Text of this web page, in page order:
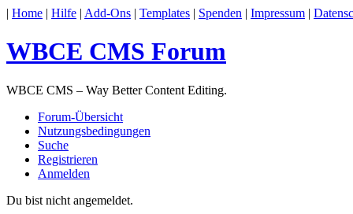
| Home | Hilfe | Add-Ons | Templates | Spenden | Impressum |
WBCE CMS Forum
WBCE CMS – Way Better Content Editing.
Forum-Übersicht
Nutzungsbedingungen
Suche
Registrieren
Anmelden
Du bist nicht angemeldet.